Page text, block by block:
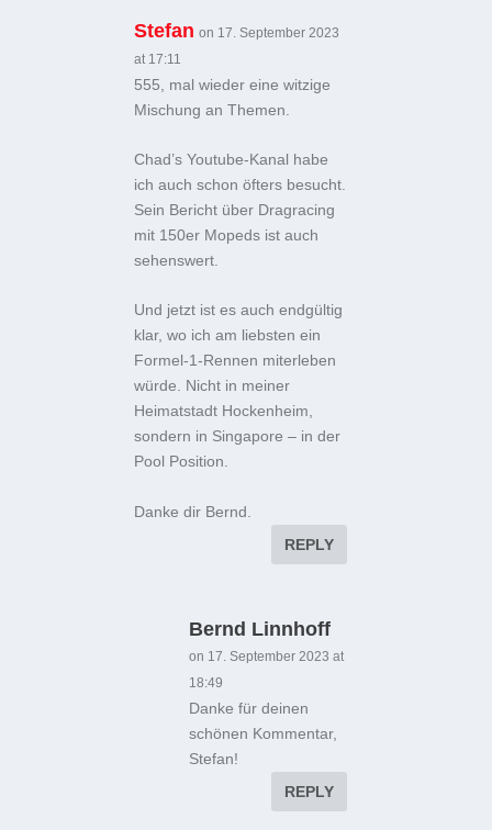
Stefan on 17. September 2023
at 17:11
555, mal wieder eine witzige
Mischung an Themen.
Chad’s Youtube-Kanal habe
ich auch schon öfters besucht.
Sein Bericht über Dragracing
mit 150er Mopeds ist auch
sehenswert.
Und jetzt ist es auch endgültig
klar, wo ich am liebsten ein
Formel-1-Rennen miterleben
würde. Nicht in meiner
Heimatstadt Hockenheim,
sondern in Singapore – in der
Pool Position.
Danke dir Bernd.
REPLY
Bernd Linnhoff
on 17. September 2023 at
18:49
Danke für deinen
schönen Kommentar,
Stefan!
REPLY